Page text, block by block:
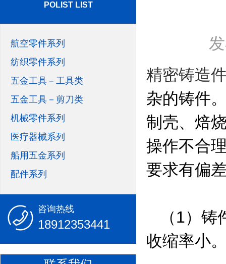
POLIST LIST
航空零件系列
纺织零件系列
五金工具－工具类
五金工具－剪刀类
机械零件系列
医疗器械系列
船用五金系列
配件系列
咨询热线
18912353441
精密铸造
杂的铸件
制壳、焙
操作不合
要求有偏
（1）铸
收缩率小